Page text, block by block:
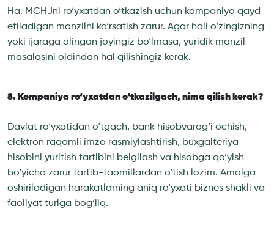
Ha. MCHJni ro‘yxatdan o‘tkazish uchun kompaniya qayd
etiladigan manzilni ko‘rsatish zarur. Agar hali o‘zingizning
yoki ijaraga olingan joyingiz bo‘lmasa, yuridik manzil
masalasini oldindan hal qilishingiz kerak.
8. Kompaniya ro‘yxatdan o‘tkazilgach, nima qilish kerak?
Davlat ro‘yxatidan o‘tgach, bank hisobvarag‘i ochish,
elektron raqamli imzo rasmiylashtirish, buxgalteriya
hisobini yuritish tartibini belgilash va hisobga qo‘yish
bo‘yicha zarur tartib-taomillardan o‘tish lozim. Amalga
oshiriladigan harakatlarning aniq ro‘yxati biznes shakli va
faoliyat turiga bog‘liq.